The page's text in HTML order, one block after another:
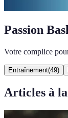
Passion
Votre complice
Entraînement(49)
Articles à